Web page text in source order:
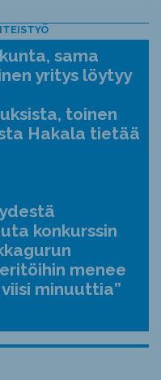
sama
yritys löytyy
toinen
Hakala tietää
konkurssin
menee
minuuttia”